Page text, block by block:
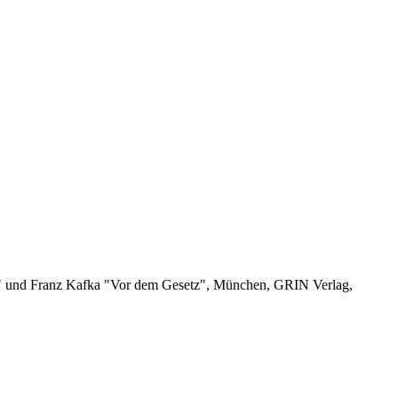
Franz Kafka "Vor dem Gesetz", München, GRIN Verlag,